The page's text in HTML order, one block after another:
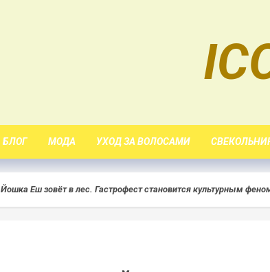
БЛОГ МОДА УХОД ЗА ВОЛОСАМИ
Йошка Еш зовёт в лес. Гастрофест становится культурным